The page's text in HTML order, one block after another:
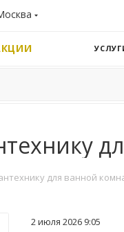
для ванной
2 июля 2026 9:05